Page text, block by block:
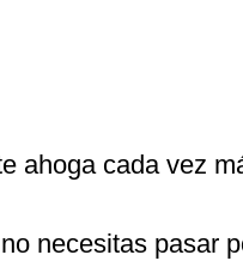
ahoga cada vez
necesitas pasar